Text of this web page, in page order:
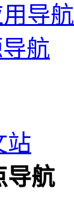
用导航
航
站
导航